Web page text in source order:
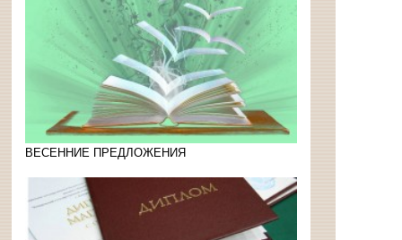
ВЕСЕННИЕ ПРЕДЛОЖЕНИЯ